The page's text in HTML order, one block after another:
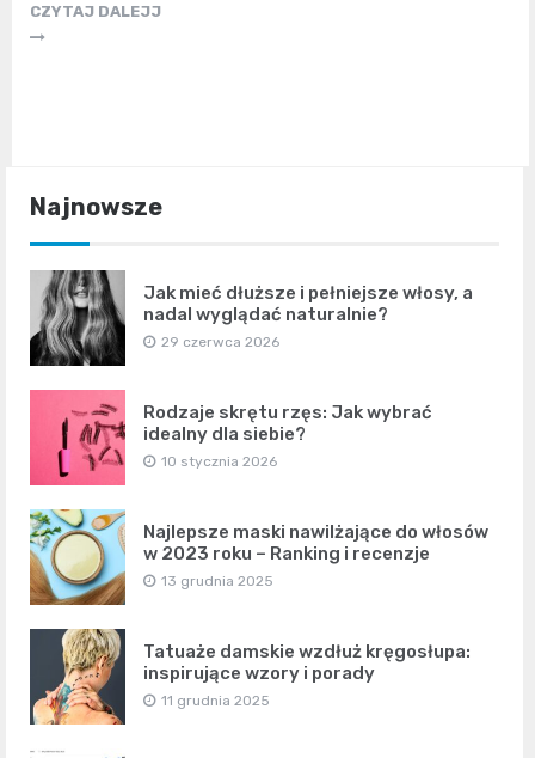
CZYTAJ DALEJJ
Najnowsze
Jak mieć dłuższe i pełniejsze włosy, a
nadal wyglądać naturalnie?
29 czerwca 2026
Rodzaje skrętu rzęs: Jak wybrać
idealny dla siebie?
10 stycznia 2026
Najlepsze maski nawilżające do włosów
w 2023 roku – Ranking i recenzje
13 grudnia 2025
Tatuaże damskie wzdłuż kręgosłupa:
inspirujące wzory i porady
11 grudnia 2025